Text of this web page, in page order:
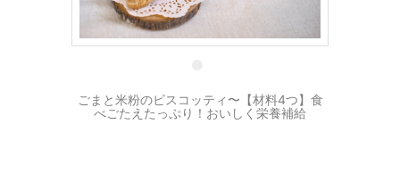
ごまと米粉のビスコッティ〜【材料4つ】食
べごたえたっぷり！おいしく栄養補給